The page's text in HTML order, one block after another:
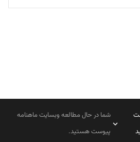
شما در حال مطالعه وبسایت ماهنامه
پیوست هستید.